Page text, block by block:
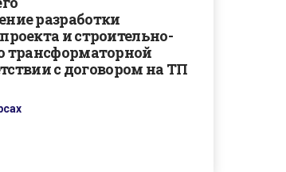
разработки
и строительно-
трансформаторной
с договором на ТП